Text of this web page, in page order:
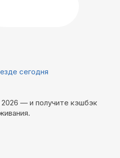
сегодня
2026 — и получите кэшбэк